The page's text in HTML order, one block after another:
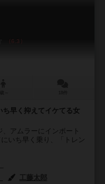
6.3
ち早く抑えてイケてる女
アムラーにインポート
いち早く乗り、「トレン
工藤太郎